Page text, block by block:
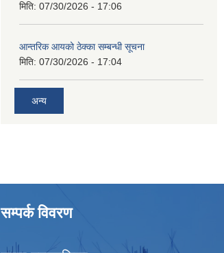
मिति: 07/30/2026 - 17:06
आन्तरिक आयको ठेक्का सम्बन्धी सूचना
मिति: 07/30/2026 - 17:04
अन्य
सम्पर्क विवरण